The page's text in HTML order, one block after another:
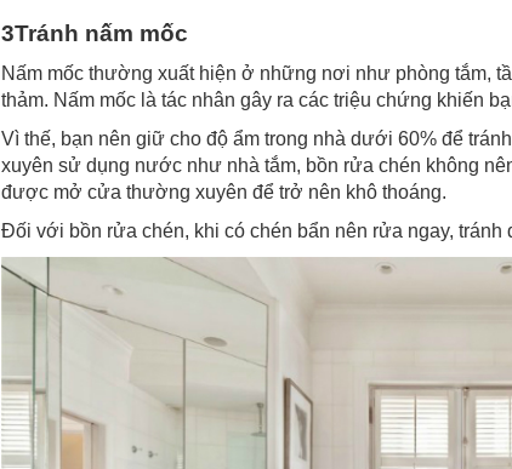
3Tránh nấm mốc
Nấm mốc thường xuất hiện ở những nơi như phòng tắm,
thảm. Nấm mốc là tác nhân gây ra các triệu chứng khiến
Vì thế, bạn nên giữ cho độ ẩm trong nhà dưới 60% để
xuyên sử dụng nước như nhà tắm, bồn rửa chén không
được mở cửa thường xuyên để trở nên khô thoáng.
Đối với bồn rửa chén, khi có chén bẩn nên rửa ngay, tránh